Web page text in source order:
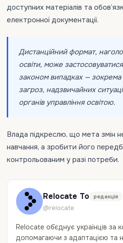
доступних матеріалів та
електронної документації.
Дистанційний формат,
освіти, може
законом випадках — зокрема
загроз, надзвичайних
органів управління освітою.
Влада підкреслю, що мета змін
навчання, а зробити його
контрольованим у разі потреби.
Relocate To редакція
@relocate
Relocate об`єднує українців за
допомагаючи з адаптацією та